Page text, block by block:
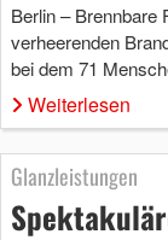
Berlin – Brennbare
verheerenden
bei dem 71
Weiterlesen
Glanzleistungen